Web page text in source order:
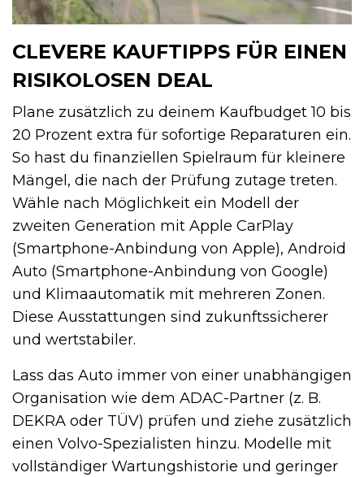
CLEVERE KAUFTIPPS FÜR EINEN
RISIKOLOSEN DEAL
Plane zusätzlich zu deinem Kaufbudget 10 bis
20 Prozent extra für sofortige Reparaturen ein.
So hast du finanziellen Spielraum für kleinere
Mängel, die nach der Prüfung zutage treten.
Wähle nach Möglichkeit ein Modell der
zweiten Generation mit Apple CarPlay
(Smartphone-Anbindung von Apple), Android
Auto (Smartphone-Anbindung von Google)
und Klimaautomatik mit mehreren Zonen.
Diese Ausstattungen sind zukunftssicherer
und wertstabiler.
Lass das Auto immer von einer unabhängigen
Organisation wie dem ADAC-Partner (z. B.
DEKRA oder TÜV) prüfen und ziehe zusätzlich
einen Volvo-Spezialisten hinzu. Modelle mit
vollständiger Wartungshistorie und geringer